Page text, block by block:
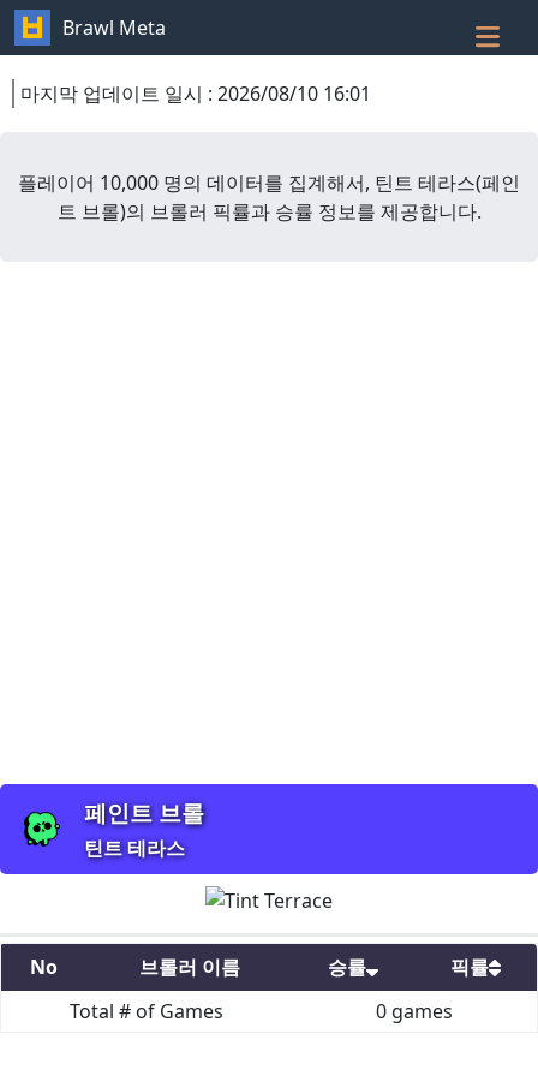
Brawl Meta
마지막 업데이트 일시 : 2026/08/10 16:01
플레이어 10,000 명의 데이터를 집계해서, 틴트 테라스(페인
트 브롤)의 브롤러 픽률과 승률 정보를 제공합니다.
페인트 브롤
틴트 테라스
No 브롤러 이름 승률
픽률
Total # of Games
0 games